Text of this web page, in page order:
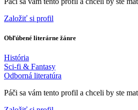
Založiť si profil
Obľúbené literárne žánre
História
Sci-fi & Fantasy
Odborná literatúra
Páči sa vám tento profil a chceli by ste